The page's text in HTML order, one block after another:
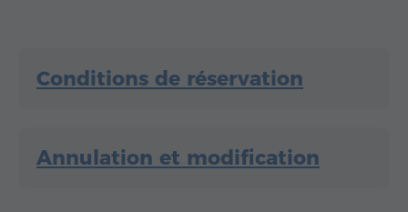
Conditions de réservation
Annulation et modification